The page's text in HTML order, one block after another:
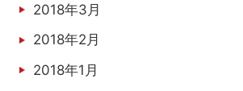
2018年3月
2018年2月
2018年1月